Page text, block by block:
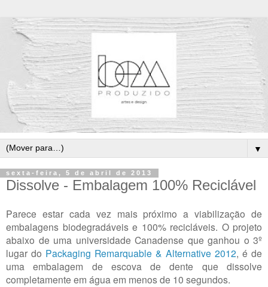
▼
sexta-feira, 5 de abril de 2013
Dissolve - Embalagem 100% Reciclável
Parece estar cada vez mais próximo a viabilização de
embalagens biodegradáveis e 100% recicláveis. O projeto
abaixo de uma universidade Canadense que ganhou o 3º
lugar do Packaging Remarquable & Alternative 2012, é de
uma embalagem de escova de dente que dissolve
completamente em água em menos de 10 segundos.